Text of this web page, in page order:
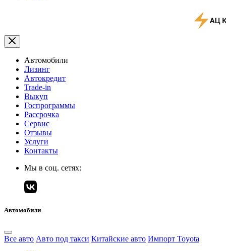
Автомобили
Лизинг
Автокредит
Trade-in
Выкуп
Госпрограммы
Рассрочка
Сервис
Отзывы
Услуги
Контакты
Мы в соц. сетях:
Автомобили
Все авто Авто под такси Китайские авто Импорт Toyota